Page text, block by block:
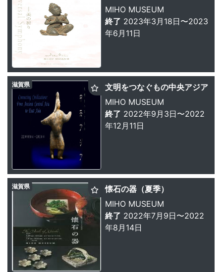
MIHO MUSEUM
終了 2023年3月18日〜2023
年6月11日
文明をつなぐもの中央アジア
MIHO MUSEUM
終了 2022年9月3日〜2022
年12月11日
滋賀県
懐石の器（夏季）
MIHO MUSEUM
終了 2022年7月9日〜2022
年8月14日
滋賀県